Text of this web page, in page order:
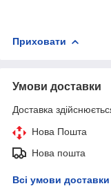
Приховати
Умови доставки
Доставка
Нова Пошта
Нова пошта
Всі умови доставки